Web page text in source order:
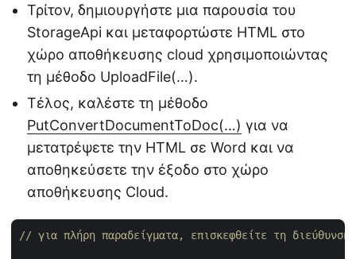
Τρίτον, δημιουργήστε μια παρουσία του
StorageApi και μεταφορτώστε HTML στο
χώρο αποθήκευσης cloud χρησιμοποιώντας
τη μέθοδο UploadFile(…).
Τέλος, καλέστε τη μέθοδο
PutConvertDocumentToDoc(…) για να
μετατρέψετε την HTML σε Word και να
αποθηκεύσετε την έξοδο στο χώρο
αποθήκευσης Cloud.
// για πλήρη παραδείγματα, επισκεφθείτε τη